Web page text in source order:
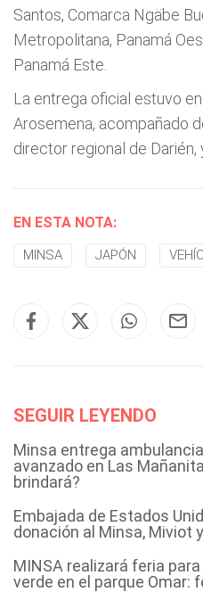
Santos, Comarca Ngäbe
Metropolitana, Panamá
Panamá Este.
La entrega oficial estuvo
Arosemena, acompañado
director regional de Darién,
EN ESTA NOTA:
MINSA JAPÓN
SEGUIR LEYENDO
Minsa entrega
avanzado en Las
brindará?
Embajada de Estados
donación al Minsa, Miviot
MINSA realizará feria
verde en el parque Omar: